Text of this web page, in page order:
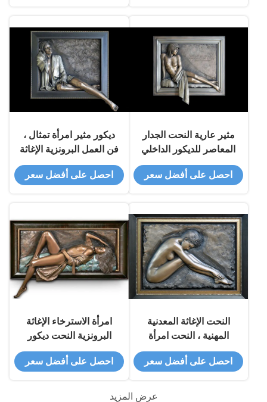
مثير عارية النحت الجدار
المعاصر للديكور الداخلي
200 * 180 سم
احصل على أفضل سعر
ديكور مثير امرأة تمثال ،
فن العمل البرونزية الإغاثة
الكاريزمية 150 * 150 سم
احصل على أفضل سعر
النحت الإغاثة المعدنية
المهنية ، النحت امرأة
عارية جدار الإغاثة
احصل على أفضل سعر
امرأة الاسترخاء الإغاثة
البرونزية النحت ديكور
OEM / ODM مقبول
احصل على أفضل سعر
عرض المزيد